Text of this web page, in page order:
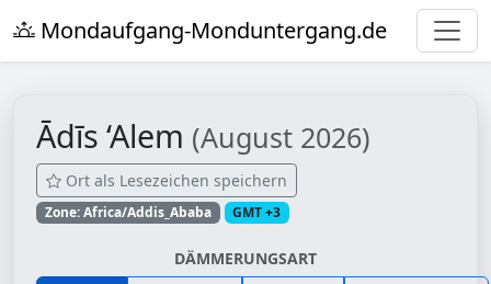
Mondaufgang-Monduntergang.de
Ādīs ‘Alem (August 2026)
Ort als Lesezeichen speichern
Zone: Africa/Addis_Ababa GMT +3
DÄMMERUNGSART